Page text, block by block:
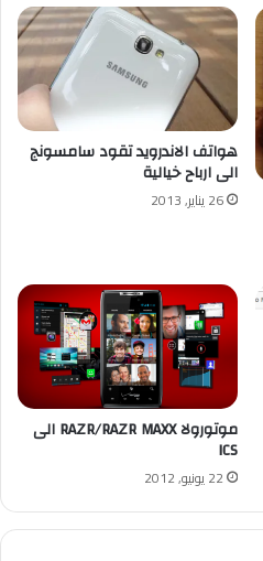
هواتف الاندرويد تقود سامسونج
الى ارباح خيالية
26 يناير, 2013
موتورولا RAZR/RAZR MAXX الى
ICS
22 يونيو, 2012